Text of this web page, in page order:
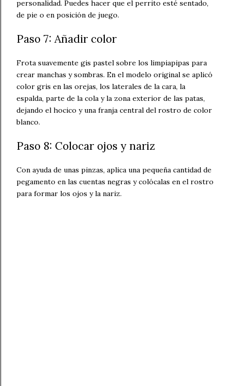
personalidad. Puedes hacer que el perrito esté sentado,
de pie o en posición de juego.
Paso 7: Añadir color
Frota suavemente gis pastel sobre los limpiapipas para
crear manchas y sombras. En el modelo original se aplicó
color gris en las orejas, los laterales de la cara, la
espalda, parte de la cola y la zona exterior de las patas,
dejando el hocico y una franja central del rostro de color
blanco.
Paso 8: Colocar ojos y nariz
Con ayuda de unas pinzas, aplica una pequeña cantidad de
pegamento en las cuentas negras y colócalas en el rostro
para formar los ojos y la nariz.